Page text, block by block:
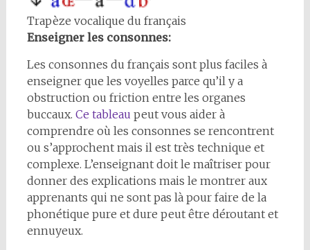
Trapèze vocalique du français
Enseigner les consonnes:
Les consonnes du français sont plus faciles à
enseigner que les voyelles parce qu’il y a
obstruction ou friction entre les organes
buccaux. Ce tableau peut vous aider à
comprendre où les consonnes se rencontrent
ou s’approchent mais il est très technique et
complexe. L’enseignant doit le maîtriser pour
donner des explications mais le montrer aux
apprenants qui ne sont pas là pour faire de la
phonétique pure et dure peut être déroutant et
ennuyeux.